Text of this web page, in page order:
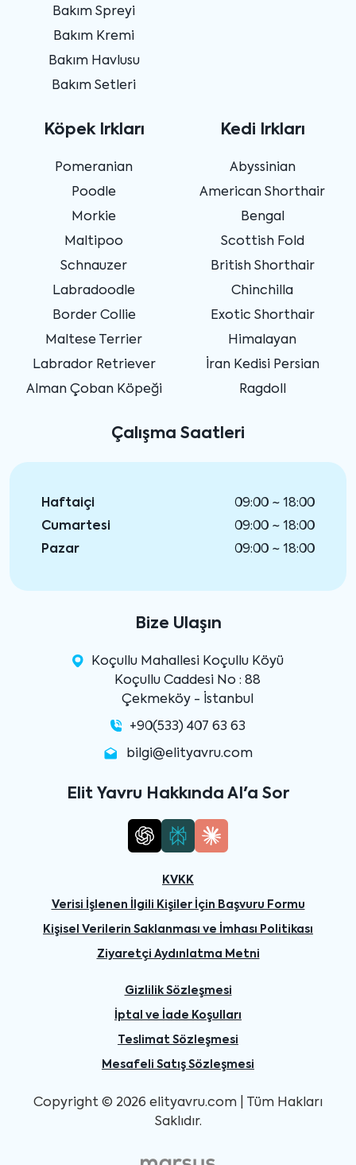
Bakım Spreyi
Bakım Kremi
Bakım Havlusu
Bakım Setleri
Köpek Irkları
Pomeranian
Poodle
Morkie
Maltipoo
Schnauzer
Labradoodle
Border Collie
Maltese Terrier
Labrador Retriever
Alman Çoban Köpeği
Kedi Irkları
Abyssinian
American Shorthair
Bengal
Scottish Fold
British Shorthair
Chinchilla
Exotic Shorthair
Himalayan
İran Kedisi Persian
Ragdoll
Çalışma Saatleri
Haftaiçi
09:00 ~ 18:00
Cumartesi
09:00 ~ 18:00
Pazar
09:00 ~ 18:00
Bize Ulaşın
Koçullu Mahallesi Koçullu Köyü
Koçullu Caddesi No : 88
Çekmeköy - İstanbul
+90(533) 407 63 63
bilgi@elityavru.com
Elit Yavru Hakkında AI'a Sor
KVKK
Verisi İşlenen İlgili Kişiler İçin Başvuru Formu
Kişisel Verilerin Saklanması ve İmhası Politikası
Ziyaretçi Aydınlatma Metni
Gizlilik Sözleşmesi
İptal ve İade Koşulları
Teslimat Sözleşmesi
Mesafeli Satış Sözleşmesi
Copyright © 2026 elityavru.com | Tüm Hakları
Saklıdır.